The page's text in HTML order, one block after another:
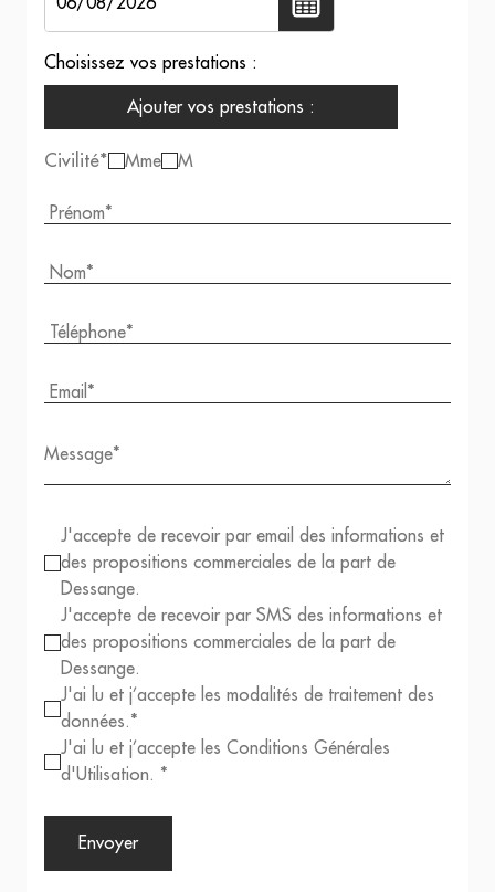
Choisissez vos prestations :
Ajouter vos prestations :
Civilité* Mme M
J'accepte de recevoir par email des informations et
des propositions commerciales de la part de
Dessange.
J'accepte de recevoir par SMS des informations et
des propositions commerciales de la part de
Dessange.
J'ai lu et j’accepte les modalités de traitement des
données.*
J'ai lu et j’accepte les Conditions Générales
d'Utilisation. *
Envoyer